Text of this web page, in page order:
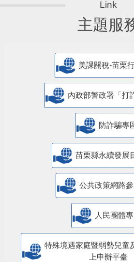
主題服
美課關稅-苗栗
內政部警政署「打
防詐騙專
苗栗縣永續發展
公共政策網路
人民團體
特殊境遇家庭暨弱勢兒童
上申辦平臺